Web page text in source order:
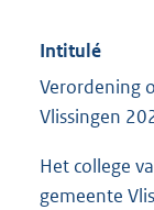
Intitulé
Verordening
Vlissingen
Het college
gemeente